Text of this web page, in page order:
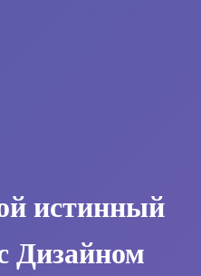
истинный
Дизайном